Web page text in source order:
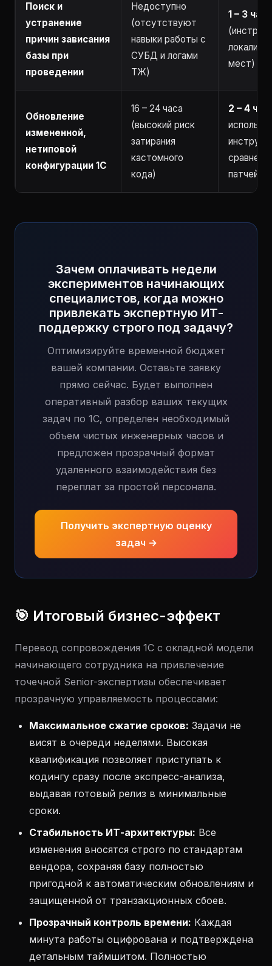
Поиск и
устранение
причин зависания
базы при
проведении
Недоступно
(отсутствуют
навыки работы с
СУБД и логами
ТЖ)
1 – 3 часа
мест)
Обновление
измененной,
нетиповой
конфигурации 1С
16 – 24 часа
(высокий риск
затирания
кастомного
кода)
2 – 4
патчей)
Зачем оплачивать недели
экспериментов начинающих
специалистов, когда можно
привлекать экспертную ИТ-
поддержку строго под задачу?
Оптимизируйте временной бюджет
вашей компании. Оставьте заявку
прямо сейчас. Будет выполнен
оперативный разбор ваших текущих
задач по 1С, определен необходимый
объем чистых инженерных часов и
предложен прозрачный формат
удаленного взаимодействия без
переплат за простой персонала.
Получить экспертную оценку
задач →
🎯 Итоговый бизнес-эффект
Перевод сопровождения 1С с окладной модели
начинающего сотрудника на привлечение
точечной Senior-экспертизы обеспечивает
прозрачную управляемость процессами:
Максимальное сжатие сроков: Задачи не
висят в очереди неделями. Высокая
квалификация позволяет приступать к
кодингу сразу после экспресс-анализа,
выдавая готовый релиз в минимальные
сроки.
Стабильность ИТ-архитектуры: Все
изменения вносятся строго по стандартам
вендора, сохраняя базу полностью
пригодной к автоматическим обновлениям и
защищенной от транзакционных сбоев.
Прозрачный контроль времени: Каждая
минута работы оцифрована и подтверждена
детальным таймшитом. Полностью